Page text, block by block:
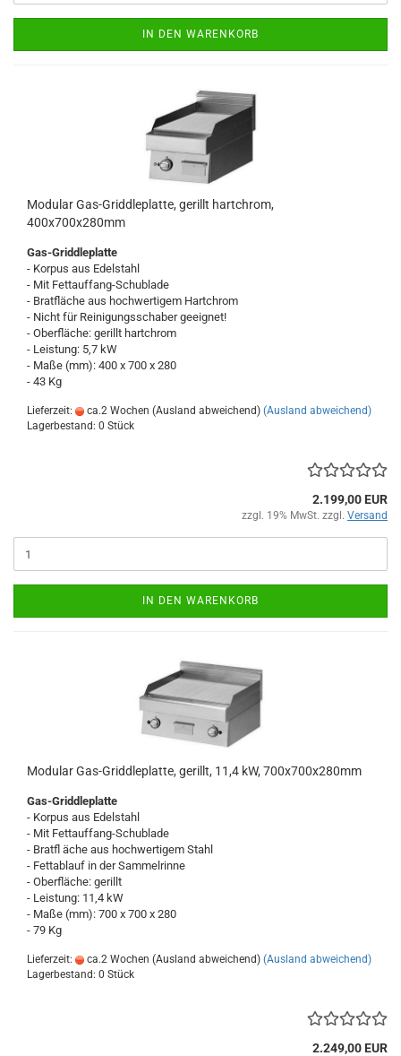
IN DEN WARENKORB
Modular Gas-Griddleplatte, gerillt hartchrom,
400x700x280mm
Gas-Griddleplatte
- Korpus aus Edelstahl
- Mit Fettauffang-Schublade
- Bratfläche aus hochwertigem Hartchrom
- Nicht für Reinigungsschaber geeignet!
- Oberfläche: gerillt hartchrom
- Leistung: 5,7 kW
- Maße (mm): 400 x 700 x 280
- 43 Kg
Lieferzeit: ca.2 Wochen (Ausland abweichend) (Ausland abweichend)
Lagerbestand: 0 Stück
2.199,00 EUR
zzgl. 19% MwSt. zzgl. Versand
IN DEN WARENKORB
Modular Gas-Griddleplatte, gerillt, 11,4 kW, 700x700x280mm
Gas-Griddleplatte
- Korpus aus Edelstahl
- Mit Fettauffang-Schublade
- Bratfl äche aus hochwertigem Stahl
- Fettablauf in der Sammelrinne
- Oberfläche: gerillt
- Leistung: 11,4 kW
- Maße (mm): 700 x 700 x 280
- 79 Kg
Lieferzeit: ca.2 Wochen (Ausland abweichend) (Ausland abweichend)
Lagerbestand: 0 Stück
2.249,00 EUR